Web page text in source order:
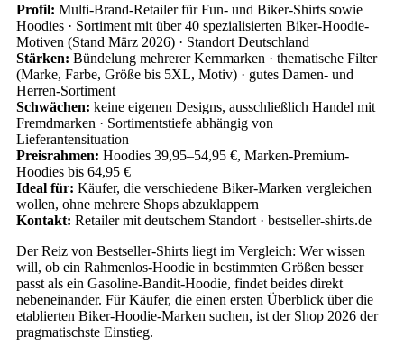
Profil: Multi-Brand-Retailer für Fun- und Biker-Shirts sowie
Hoodies · Sortiment mit über 40 spezialisierten Biker-Hoodie-
Motiven (Stand März 2026) · Standort Deutschland
Stärken: Bündelung mehrerer Kernmarken · thematische Filter
(Marke, Farbe, Größe bis 5XL, Motiv) · gutes Damen- und
Herren-Sortiment
Schwächen: keine eigenen Designs, ausschließlich Handel mit
Fremdmarken · Sortimentstiefe abhängig von
Lieferantensituation
Preisrahmen: Hoodies 39,95–54,95 €, Marken-Premium-
Hoodies bis 64,95 €
Ideal für: Käufer, die verschiedene Biker-Marken vergleichen
wollen, ohne mehrere Shops abzuklappern
Kontakt: Retailer mit deutschem Standort · bestseller-shirts.de
Der Reiz von Bestseller-Shirts liegt im Vergleich: Wer wissen
will, ob ein Rahmenlos-Hoodie in bestimmten Größen besser
passt als ein Gasoline-Bandit-Hoodie, findet beides direkt
nebeneinander. Für Käufer, die einen ersten Überblick über die
etablierten Biker-Hoodie-Marken suchen, ist der Shop 2026 der
pragmatischste Einstieg.